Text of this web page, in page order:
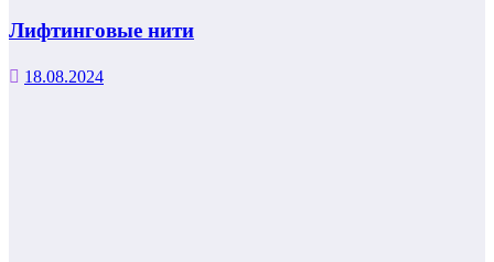
Лифтинговые нити
18.08.2024